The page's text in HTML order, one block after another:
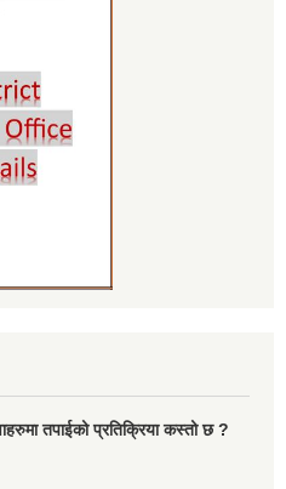
तपाईको प्रतिक्रिया कस्तो छ ?